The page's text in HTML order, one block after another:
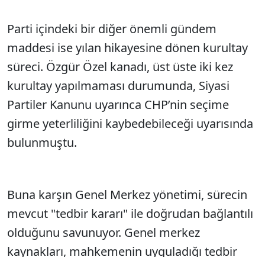
Parti içindeki bir diğer önemli gündem
maddesi ise yılan hikayesine dönen kurultay
süreci. Özgür Özel kanadı, üst üste iki kez
kurultay yapılmaması durumunda, Siyasi
Partiler Kanunu uyarınca CHP’nin seçime
girme yeterliliğini kaybedebileceği uyarısında
bulunmuştu.
Buna karşın Genel Merkez yönetimi, sürecin
mevcut "tedbir kararı" ile doğrudan bağlantılı
olduğunu savunuyor. Genel merkez
kaynakları, mahkemenin uyguladığı tedbir